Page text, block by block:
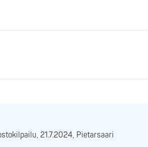
21.7.2024, Pietarsaari